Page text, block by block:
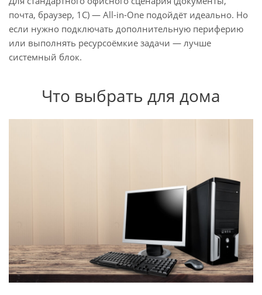
почта, браузер, 1С) — All-in-One подойдёт идеально. Но
если нужно подключать дополнительную периферию
или выполнять ресурсоёмкие задачи — лучше
системный блок.
Что выбрать для дома